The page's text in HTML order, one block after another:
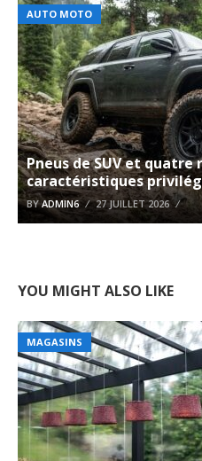
AUTO MOTO
Pneus de SUV et
caractéristiques
BYADMIN6 27 JUILLET 2026
YOU MIGHT ALSO LIKE
MAGASINS